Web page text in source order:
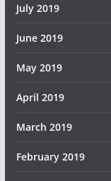
July 2019
June 2019
May 2019
April 2019
March 2019
February 2019